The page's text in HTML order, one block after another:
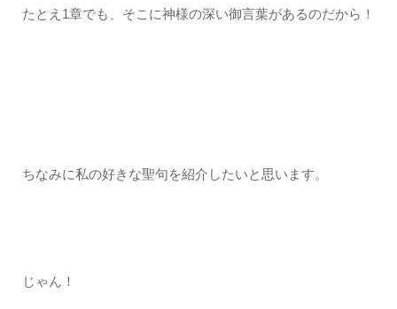
たとえ1章でも、そこに神様の深い御言葉があるのだから！
ちなみに私の好きな聖句を紹介したいと思います。
じゃん！